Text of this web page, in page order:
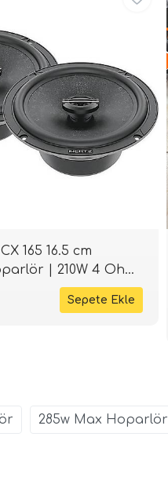
165 16.5 cm
| 210W 4 Ohm
285w Max Hoparlör